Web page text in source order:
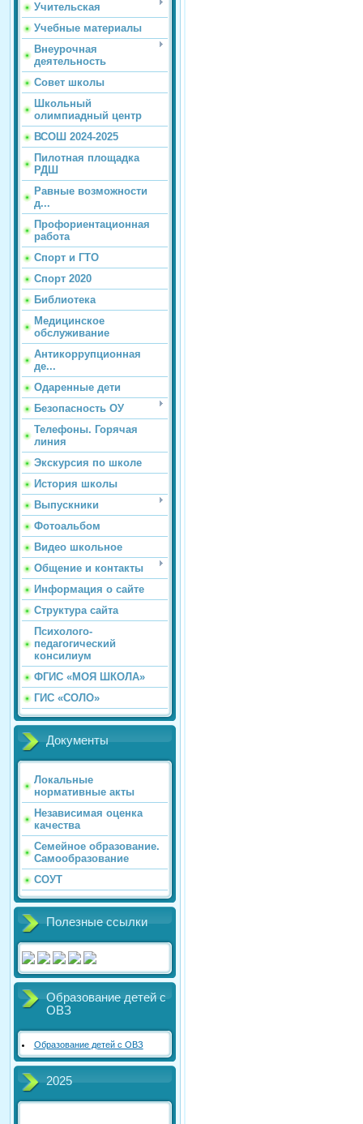
Учительская
Учебные материалы
Внеурочная
деятельность
Совет школы
Школьный
олимпиадный центр
ВСОШ 2024-2025
Пилотная площадка
РДШ
Равные возможности
д...
Профориентационная
работа
Спорт и ГТО
Спорт 2020
Библиотека
Медицинское
обслуживание
Антикоррупционная
де...
Одаренные дети
Безопасность ОУ
Телефоны. Горячая
линия
Экскурсия по школе
История школы
Выпускники
Фотоальбом
Видео школьное
Общение и контакты
Информация о сайте
Структура сайта
Психолого-
педагогический
консилиум
ФГИС «МОЯ ШКОЛА»
ГИС «СОЛО»
Документы
Локальные
нормативные акты
Независимая оценка
качества
Семейное образование.
Самообразование
СОУТ
Полезные ссылки
Образование детей с
ОВЗ
Образование детей с ОВЗ
2025